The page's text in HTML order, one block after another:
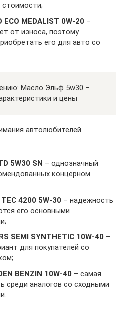
стоимости;
ECO MEDALIST 0W-20 –
от износа, поэтому
его для авто со
Масло Эльф 5w30 –
и цены
автолюбителей
5W30 SN – однозначный
концерном
TEC 4200 5W-30 – надежность
его основными
SEMI SYNTHETIC 10W-40 –
для покупателей со
BENZIN 10W-40 – самая
среди аналогов со сходными